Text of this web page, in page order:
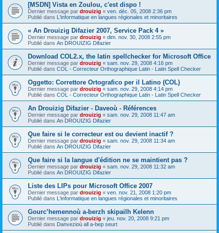
[MSDN] Vista en Zoulou, c'est dispo !
Dernier message par drouizig « ven. déc. 05, 2008 2:36 pm
Publié dans L'informatique en langues régionales et minoritaires
« An Drouizig Difazier 2007, Service Pack 4 »
Dernier message par drouizig « dim. nov. 30, 2008 2:55 pm
Publié dans An DROUIZIG Difazier
Download COL2.x, the latin spellchecker for Microsoft Office
Dernier message par drouizig « sam. nov. 29, 2008 4:16 pm
Publié dans COL - Correcteur Orthographique Latin - Latin Spell Checker
Oggetto: Correttore Ortografico per il Latino (COL)
Dernier message par drouizig « sam. nov. 29, 2008 4:14 pm
Publié dans COL - Correcteur Orthographique Latin - Latin Spell Checker
An Drouizig Difazier - Daveoù - Références
Dernier message par drouizig « sam. nov. 29, 2008 11:47 am
Publié dans An DROUIZIG Difazier
Que faire si le correcteur est ou devient inactif ?
Dernier message par drouizig « sam. nov. 29, 2008 11:34 am
Publié dans An DROUIZIG Difazier
Que faire si la langue d'édition ne se maintient pas ?
Dernier message par drouizig « sam. nov. 29, 2008 11:32 am
Publié dans An DROUIZIG Difazier
Liste des LIPs pour Microsoft Office 2007
Dernier message par drouizig « ven. nov. 21, 2008 1:20 pm
Publié dans L'informatique en langues régionales et minoritaires
Gourc’hemennoù a-berzh skipailh Kelenn
Dernier message par drouizig « jeu. nov. 20, 2008 9:21 pm
Publié dans Danvezioù all a-bep seurt